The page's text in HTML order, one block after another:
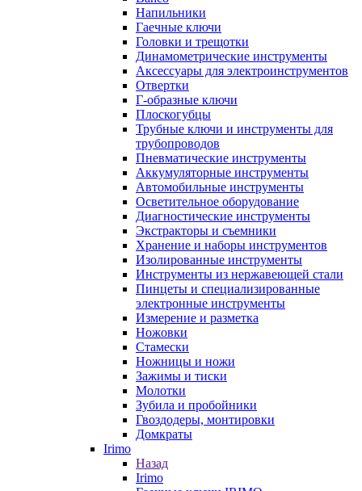
Напильники
Гаечные ключи
Головки и трещотки
Динамометрические инструменты
Аксессуары для электроинструментов
Отвертки
Г-образные ключи
Плоскогубцы
Трубные ключи и инструменты для
трубопроводов
Пневматические инструменты
Аккумуляторные инструменты
Автомобильные инструменты
Осветительное оборудование
Диагностические инструменты
Экстракторы и съемники
Хранение и наборы инструментов
Изолированные инструменты
Инструменты из нержавеющей стали
Пинцеты и специализированные
электронные инструменты
Измерение и разметка
Ножовки
Стамески
Ножницы и ножи
Зажимы и тиски
Молотки
Зубила и пробойники
Гвоздодеры, монтировки
Домкраты
Irimo
Назад
Irimo